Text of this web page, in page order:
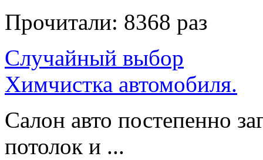
Прочитали: 8368 раз
Случайный выбор
Химчистка автомобиля.
Салон авто постепенно
потолок и ...